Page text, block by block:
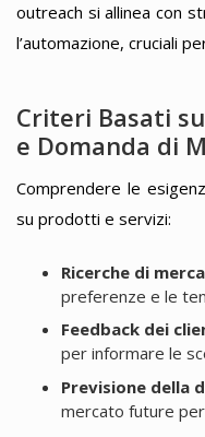
outreach si allinea con
l’automazione, cruciali
Criteri Basati
e Domanda di
Comprendere le
su prodotti e servizi:
Ricerche di
preferenze e le
Feedback dei
per informare le
Previsione della
mercato future